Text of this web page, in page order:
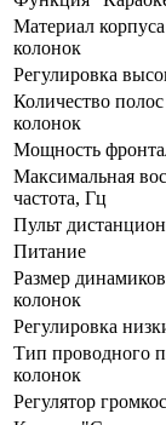
Материал
колонок
Регулировка
Количество
колонок
Мощность
Максимальная
частота, Гц
Пульт
Питание
Размер
колонок
Регулировка
Тип проводного
колонок
Регулятор